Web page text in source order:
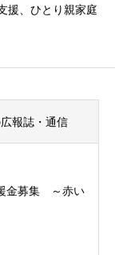
援、ひとり親家庭
報誌・通信
金募集 ～赤い